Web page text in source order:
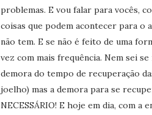
problemas. E vou falar para vocês,
coisas que podem acontecer para o
não tem. E se não é feito de uma
vez com mais frequência. Nem sei
demora do tempo de recuperação
joelho) mas a demora para se
NECESSÁRIO! E hoje em dia, com